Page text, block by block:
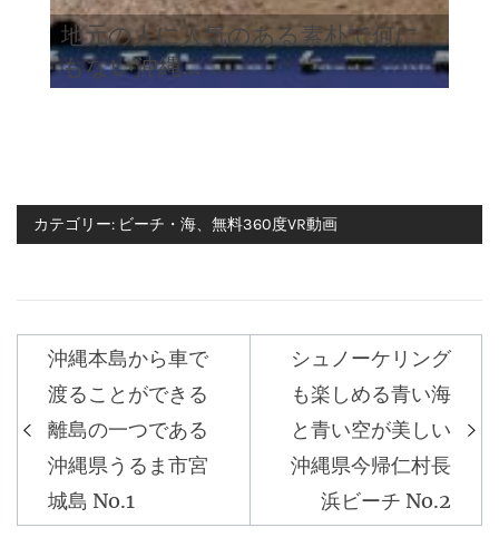
地元の人に人気のある素朴で何に
もない沖縄...
カテゴリー: ビーチ・海、 無料360度VR動画
投
稿
ナ
ビ
ゲ
沖縄本島から車で
渡ることができる
離島の一つである
沖縄県うるま市宮
城島 No.1
シュノーケリング
も楽しめる青い海
と青い空が美しい
沖縄県今帰仁村長
浜ビーチ No.2